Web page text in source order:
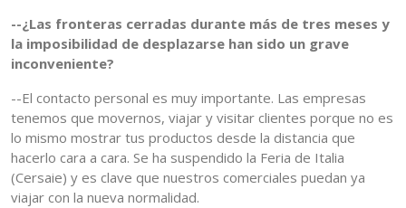
--¿Las fronteras cerradas durante más de tres meses y
la imposibilidad de desplazarse han sido un grave
inconveniente?
--El contacto personal es muy importante. Las empresas
tenemos que movernos, viajar y visitar clientes porque no es
lo mismo mostrar tus productos desde la distancia que
hacerlo cara a cara. Se ha suspendido la Feria de Italia
(Cersaie) y es clave que nuestros comerciales puedan ya
viajar con la nueva normalidad.